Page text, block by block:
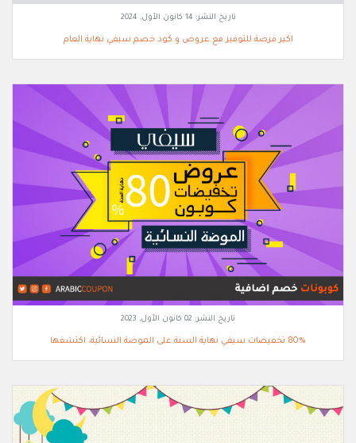
تاريخ النشر: 14 كانون الأول, 2024
اكبر فرصة للتوفير مع عروض و كود خصم سيفي نهاية العام
تاريخ النشر: 02 كانون الأول, 2023
80% تخفيضات سيفي نهاية السنة على الموضة النسائية، اكتشفها